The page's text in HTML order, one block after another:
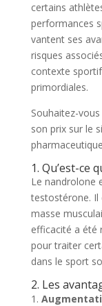
certains
performances
vantent ses
risques
contexte
primordiales.
Souhaitez-
son prix sur le
1. Qu’est-ce
Le nandrolone
testostérone. Il
masse
efficacité a été
pour traiter
dans le sport
2. Les